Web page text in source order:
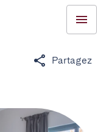
Partagez